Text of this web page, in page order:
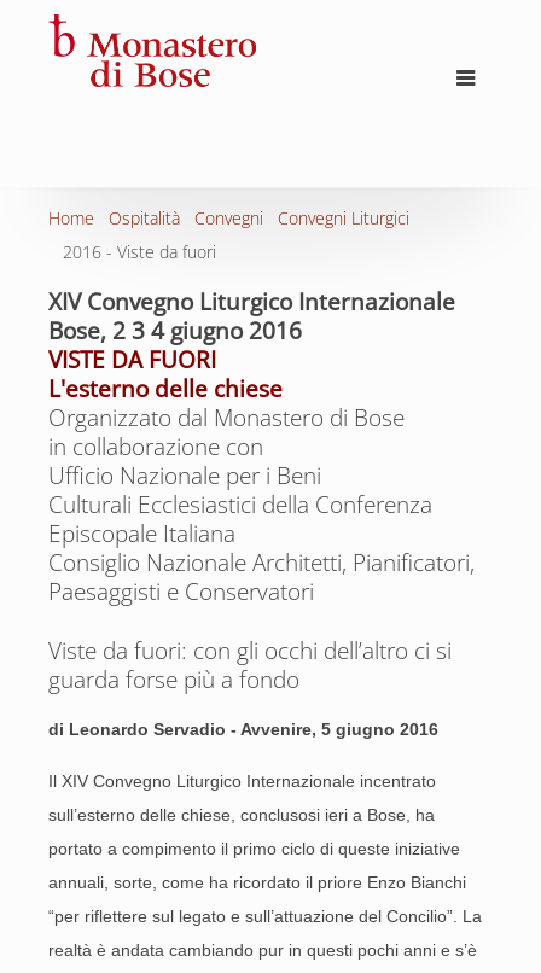
Home Ospitalità Convegni
Convegni Liturgici
2016 - Viste da fuori
XIV Convegno Liturgico Internazionale
Bose, 2 3 4 giugno 2016
VISTE DA FUORI
L'esterno delle chiese
Organizzato dal Monastero di Bose
in collaborazione con
Ufficio Nazionale per i Beni
Culturali Ecclesiastici della Conferenza
Episcopale Italiana
Consiglio Nazionale Architetti, Pianificatori,
Paesaggisti e Conservatori
Viste da fuori: con gli occhi dell’altro ci si
guarda forse più a fondo
di Leonardo Servadio - Avvenire, 5 giugno 2016
Il XIV Convegno Liturgico Internazionale incentrato
sull’esterno delle chiese, conclusosi ieri a Bose, ha
portato a compimento il primo ciclo di queste iniziative
annuali, sorte, come ha ricordato il priore Enzo Bianchi
“per riflettere sul legato e sull’attuazione del Concilio”. La
realtà è andata cambiando pur in questi pochi anni e s’è